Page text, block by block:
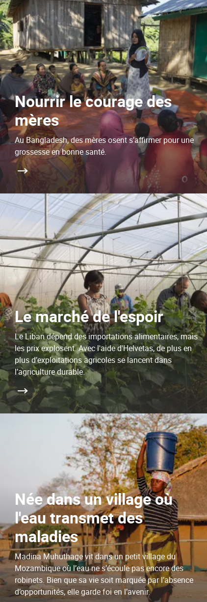
Nourrir le courage des
mères
Au Bangladesh, des mères osent s’affirmer pour une
grossesse en bonne santé.
Le marché de l'espoir
Le Liban dépend des importations alimentaires, mais
les prix explosent. Avec l'aide d'Helvetas, de plus en
plus d’exploitations agricoles se lancent dans
l’agriculture durable.
Née dans un village où
l'eau transmet des
maladies
Madina Muhuthage vit dans un petit village du
Mozambique où l’eau ne s’écoule pas encore des
robinets. Bien que sa vie soit marquée par l’absence
d’opportunités, elle garde foi en l’avenir.